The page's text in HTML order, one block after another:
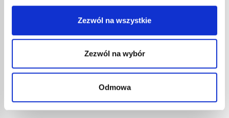
Zezwól na wszystkie
Zezwól na wybór
Odmowa
nr kat.:1778
3 4